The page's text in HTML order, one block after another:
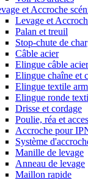
et Accroche
Levage et
Palan et treuil
Stop-chute de
Câble acier
Elingue câble acier
Elingue chaîne et
Elingue textile
Elingue ronde
Drisse et cordage
Poulie, réa et
Accroche pour
Système
Manille de levage
Anneau de levage
Maillon rapide